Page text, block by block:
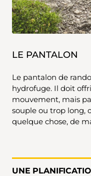
LE PANTALON
Le pantalon de
hydrofuge. Il doit
mouvement, mais
souple ou trop long,
quelque chose, de
UNE